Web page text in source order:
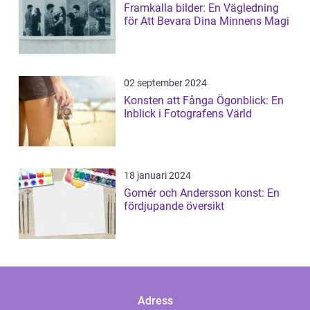
Framkalla bilder: En Vägledning
för Att Bevara Dina Minnens Magi
02 september 2024
Konsten att Fånga Ögonblick: En
Inblick i Fotografens Värld
18 januari 2024
Gomér och Andersson konst: En
fördjupande översikt
Adress